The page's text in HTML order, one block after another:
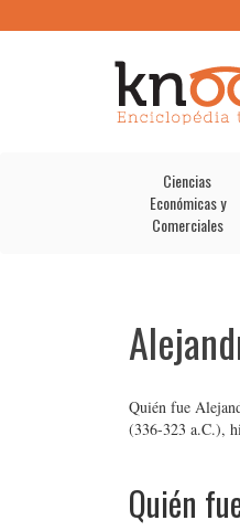
Ciencias
Económicas y
Comerciales
Quién fue
(336-323 a.C.),
Quién